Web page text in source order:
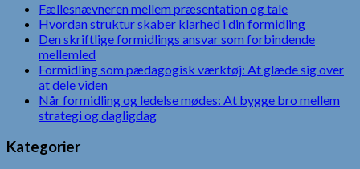
Fællesnævneren mellem præsentation og tale
Hvordan struktur skaber klarhed i din formidling
Den skriftlige formidlings ansvar som forbindende
mellemled
Formidling som pædagogisk værktøj: At glæde sig over
at dele viden
Når formidling og ledelse mødes: At bygge bro mellem
strategi og dagligdag
Kategorier